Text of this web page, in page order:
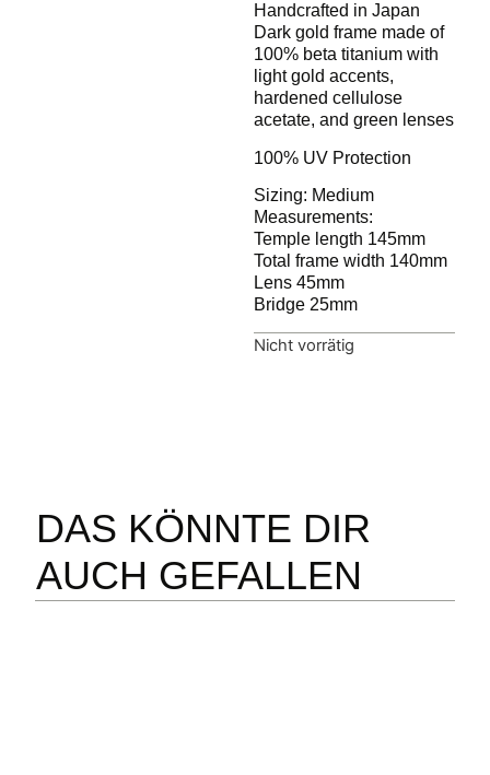
Handcrafted in Japan
Dark gold frame made of
100% beta titanium with
light gold accents,
hardened cellulose
acetate, and green lenses
100% UV Protection
Sizing: Medium
Measurements:
Temple length 145mm
Total frame width 140mm
Lens 45mm
Bridge 25mm
Nicht vorrätig
DAS KÖNNTE DIR
AUCH GEFALLEN